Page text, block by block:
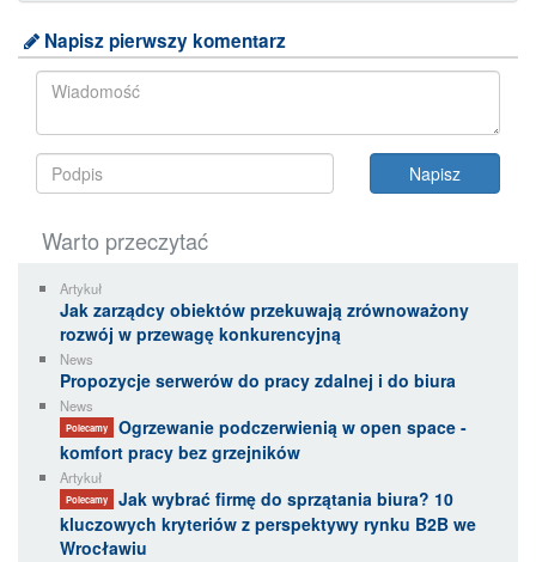
Napisz pierwszy komentarz
Warto przeczytać
Artykuł
Jak zarządcy obiektów przekuwają zrównoważony
rozwój w przewagę konkurencyjną
News
Propozycje serwerów do pracy zdalnej i do biura
News
Polecamy
Ogrzewanie podczerwienią w open space -
komfort pracy bez grzejników
Artykuł
Polecamy
Jak wybrać firmę do sprzątania biura? 10
kluczowych kryteriów z perspektywy rynku B2B we
Wrocławiu